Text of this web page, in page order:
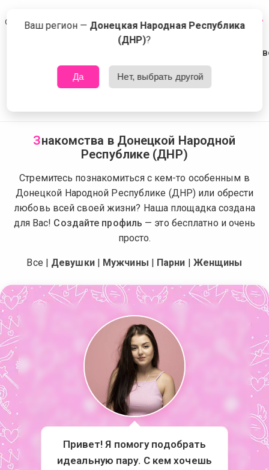
Сейчас знакомятся в Донецкой Народной Республике (ДНР) Что это?
Знакомства в Донецкой Народной
Республике (ДНР)
Стремитесь познакомиться с кем-то особенным в
Донецкой Народной Республике (ДНР) или обрести
любовь всей своей жизни? Наша площадка создана
для Вас! Создайте профиль — это бесплатно и очень
просто.
Все | Девушки| Мужчины | Парни | Женщины
Привет! Я помогу подобрать
идеальную пару. С кем хочешь
Ваш регион — Донецкая Народная Республика
(ДНР)?
Да Нет, выбрать другой